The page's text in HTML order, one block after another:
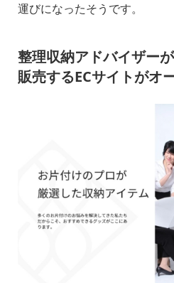
運びになったそうです。
整理収納アドバイザー
販売するECサイトがオ